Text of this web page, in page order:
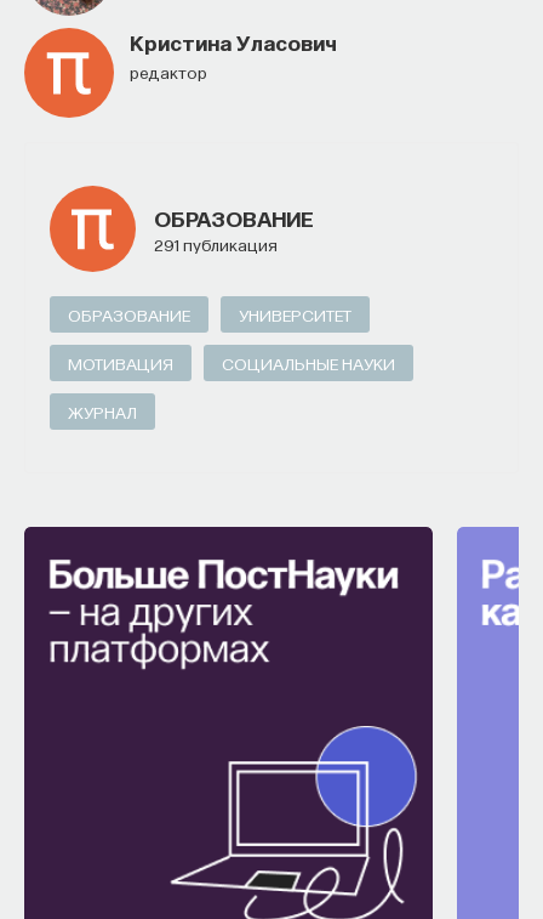
Кристина Уласович
редактор
ОБРАЗОВАНИЕ
291 публикация
ОБРАЗОВАНИЕ УНИВЕРСИТЕТ
МОТИВАЦИЯ СОЦИАЛЬНЫЕ НАУКИ
ЖУРНАЛ